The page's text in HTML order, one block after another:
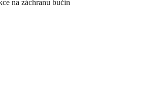
na záchranu bučin